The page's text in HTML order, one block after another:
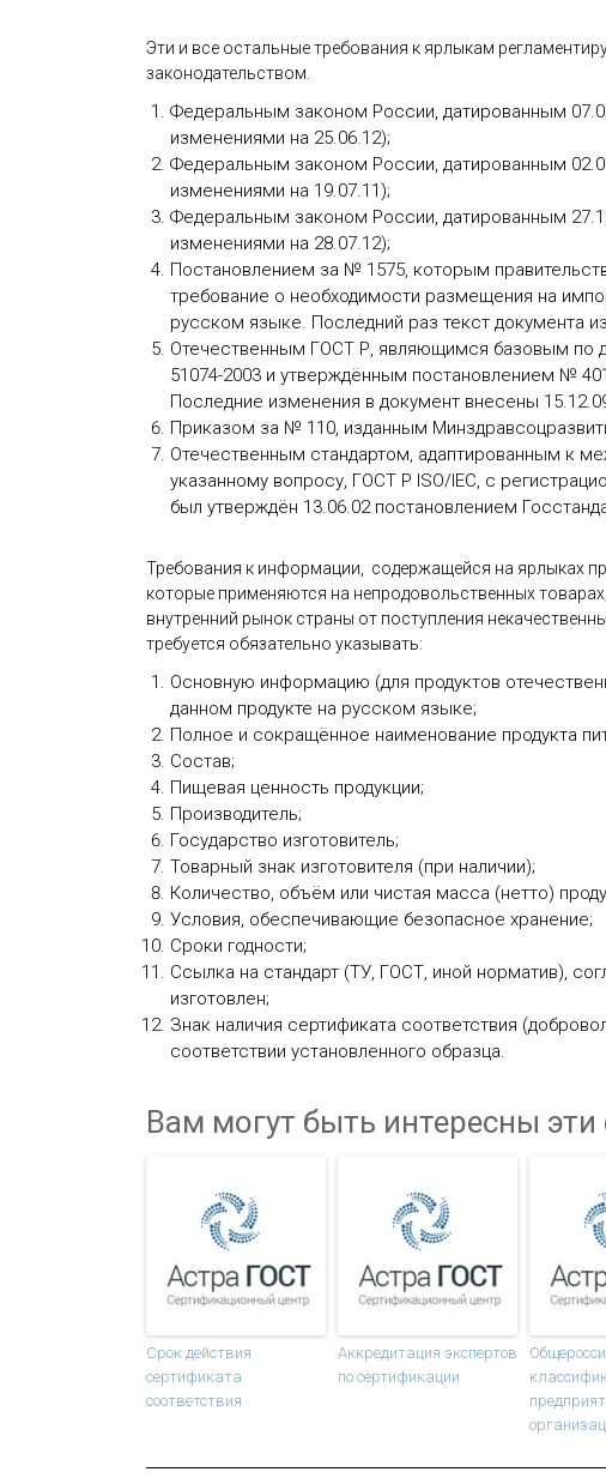
Эти и все остальные требования к ярлыкам
законодательством.
Федеральным законом России, датированным
изменениями на 25.06.12);
Федеральным законом России, датированным
изменениями на 19.07.11);
Федеральным законом России, датированным
изменениями на 28.07.12);
Постановлением за № 1575, которым
требование о необходимости размещения на
русском языке. Последний раз текст документа
Отечественным ГОСТ Р, являющимся базовым по
51074-2003 и утверждённым постановлением №
Последние изменения в документ внесены
Приказом за № 110, изданным
Отечественным стандартом, адаптированным к
указанному вопросу, ГОСТ Р ISO/IEC, с
был утверждён 13.06.02 постановлением
Требования к информации, содержащейся на ярлыках
которые применяются на непродовольственных
внутренний рынок страны от поступления
требуется обязательно указывать:
Основную информацию (для продуктов
данном продукте на русском языке;
Полное и сокращённое наименование продукта
Состав;
Пищевая ценность продукции;
Производитель;
Государство изготовитель;
Товарный знак изготовителя (при наличии);
Количество, объём или чистая масса (нетто)
Условия, обеспечивающие безопасное хранение;
Сроки годности;
Ссылка на стандарт (ТУ, ГОСТ, иной норматив),
изготовлен;
Знак наличия сертификата соответствия
соответствии установленного образца.
Вам могут быть интересны эти
Срок действия
сертификата
соответствия
Аккредитация экспертов
по сертификации